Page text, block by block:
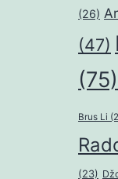
(26)
(47)
(75)
Brus Li
(23)